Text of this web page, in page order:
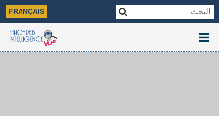
FRANÇAIS